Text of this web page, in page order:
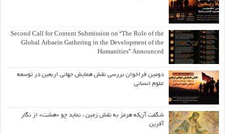
Second Call for Content Submission on “The Role of the
Global Arbaein Gathering in the Development of the
Humanities” Announced
دومین فراخوان بررسی نقش همایش جهانی اربعین در توسعه
علوم انسانی
شگفت آن‌که هرمز به نقش زمین ، نماید چو «هشت» از نگار
آفرین